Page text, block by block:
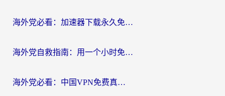
海外党必看：加速器下载永久免费版真的存在吗？教你无缝访问国内资源的正确姿势
海外党自救指南：用一个小时免费加速器，轻松打破国内资源访问壁垒？
海外党必看：中国VPN免费真的靠谱吗？手把手教你选对回国加速器